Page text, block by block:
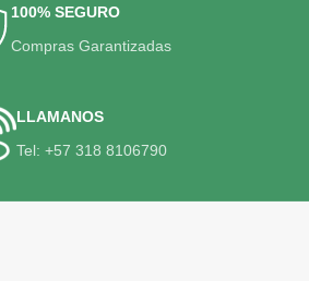
100% SEGURO
Compras Garantizadas
LLAMANOS
Tel: +57 318 8106790